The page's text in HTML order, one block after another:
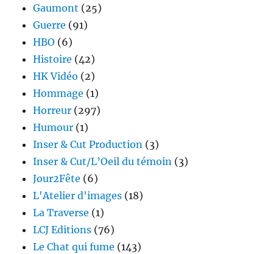
Gaumont (25)
Guerre (91)
HBO (6)
Histoire (42)
HK Vidéo (2)
Hommage (1)
Horreur (297)
Humour (1)
Inser & Cut Production (3)
Inser & Cut/L’Oeil du témoin (3)
Jour2Fête (6)
L'Atelier d'images (18)
La Traverse (1)
LCJ Editions (76)
Le Chat qui fume (143)